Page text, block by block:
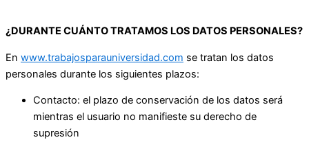
¿DURANTE CUÁNTO TRATAMOS LOS DATOS PERSONALES?
En www.trabajosparauniversidad.com se tratan los datos
personales durante los siguientes plazos:
Contacto: el plazo de conservación de los datos será
mientras el usuario no manifieste su derecho de
supresión